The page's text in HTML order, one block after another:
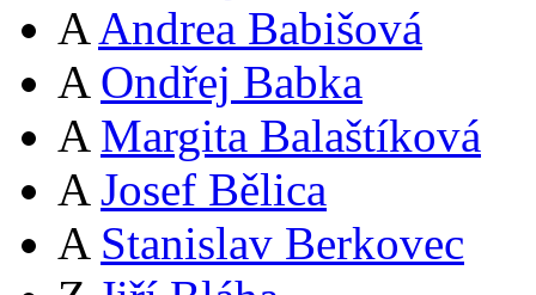
A Andrea Babišová
A Ondřej Babka
A Margita Balaštíková
A Josef Bělica
A Stanislav Berkovec